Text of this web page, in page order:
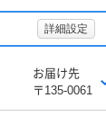
詳細設定
お届け先
〒135-0061